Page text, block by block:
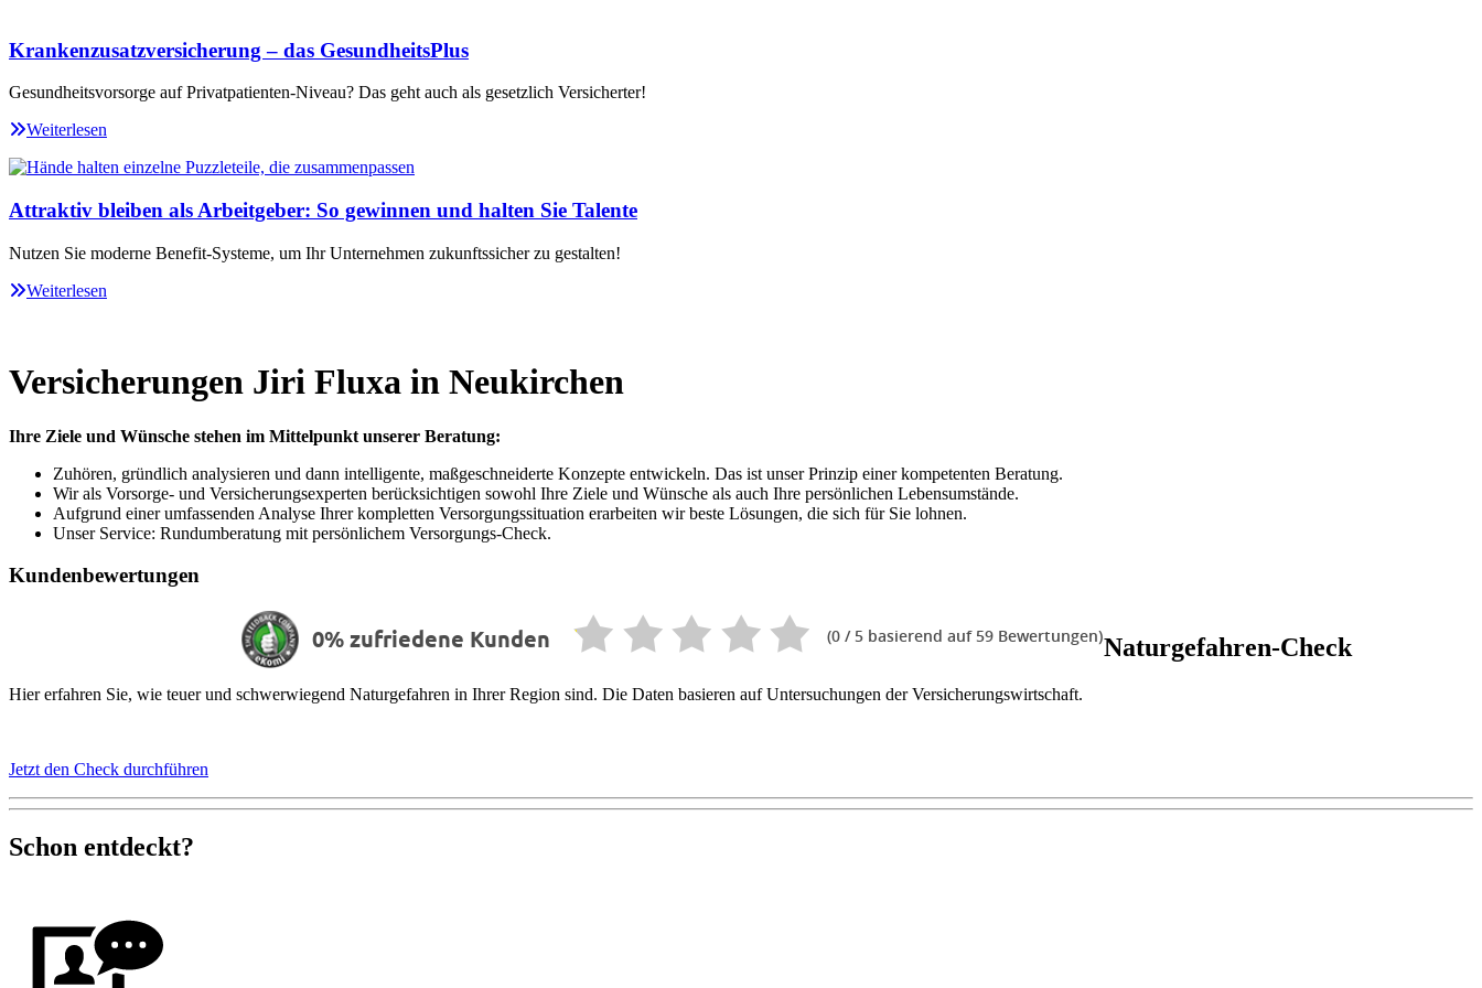
Krankenzusatzversicherung – das GesundheitsPlus
Gesundheitsvorsorge auf Privatpatienten-Niveau? Das geht auch als gesetzlich Versicherter!
Weiterlesen
Attraktiv bleiben als Arbeitgeber: So gewinnen und halten Sie Talente
Nutzen Sie moderne Benefit-Systeme, um Ihr Unternehmen zukunftssicher zu gestalten!
Weiterlesen
Versicherungen Jiri Fluxa in Neukirchen
Ihre Ziele und Wünsche stehen im Mittelpunkt unserer Beratung:
Zuhören, gründlich analysieren und dann intelligente, maßgeschneiderte Konzepte entwickeln. Das ist unser Prinzip einer kompetenten Beratung.
Wir als Vorsorge- und Versicherungsexperten berücksichtigen sowohl Ihre Ziele und Wünsche als auch Ihre persönlichen Lebensumstände.
Aufgrund einer umfassenden Analyse Ihrer kompletten Versorgungssituation erarbeiten wir beste Lösungen, die sich für Sie lohnen.
Unser Service: Rundumberatung mit persönlichem Versorgungs-Check.
Kundenbewertungen
0% zufriedene Kunden (0 / 5 basierend auf 59 Bewertungen)Naturgefahren-Check
Hier erfahren Sie, wie teuer und schwerwiegend Naturgefahren in Ihrer Region sind. Die Daten basieren auf Untersuchungen der Versicherungswirtschaft.
Jetzt den Check durchführen
Schon entdeckt?